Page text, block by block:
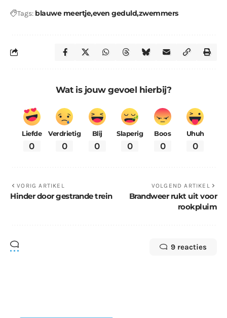
Tags: blauwe meertjeeven geduldzwemmers
Wat is jouw gevoel hierbij?
Liefde
0
Verdrietig
0
Blij
0
Slaperig
0
Boos
0
Uhuh
0
VORIG ARTIKEL
Hinder door gestrande trein
VOLGEND ARTIKEL
Brandweer rukt uit voor
rookpluim
9 reacties